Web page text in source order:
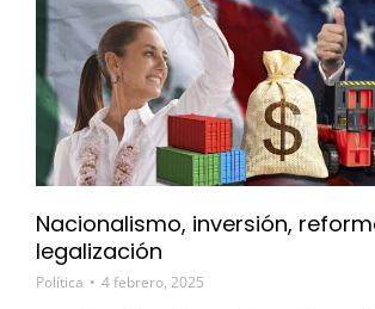
Nacionalismo, inversión,
legalización
Política 4 febrero, 2025